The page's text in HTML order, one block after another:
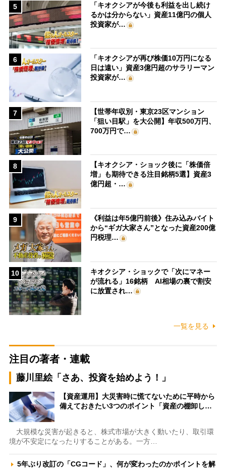
5
「キオクシアが今後も利益を出し続け
るかは分からない」資産11億円の個人
投資家が…
6
「キオクシアが再び株価10万円になる
日は遠い」資産3億円超のサラリーマン
投資家が…
7
【世帯年収別・東京23区マンション
「狙い目駅」を大公開】年収500万円、
700万円で…
8
【キオクシア・ショック後に「株価倍
増」も期待できる注目銘柄5選】資産3
億円超・…
9
《利益は年5億円前後》住み込みバイト
から“ギガ大家さん”となった資産200億
円税理…
10
キオクシア・ショックで「次にマネー
が流れる」16銘柄 AI相場の裏で割安
に放置され…
一覧を見る
注目の著者・連載
藤川里絵「さあ、投資を始めよう！」
【資産運用】大災害時に慌てないために平時から
備えておきたい3つのポイント「資産の棚卸し…
大規模な災害が起きると、株式市場が大きく動いたり、取引環
境が不安定になったりすることがある。一方…
5年ぶり改訂の「CGコード」、何が変わったのかポイントを解